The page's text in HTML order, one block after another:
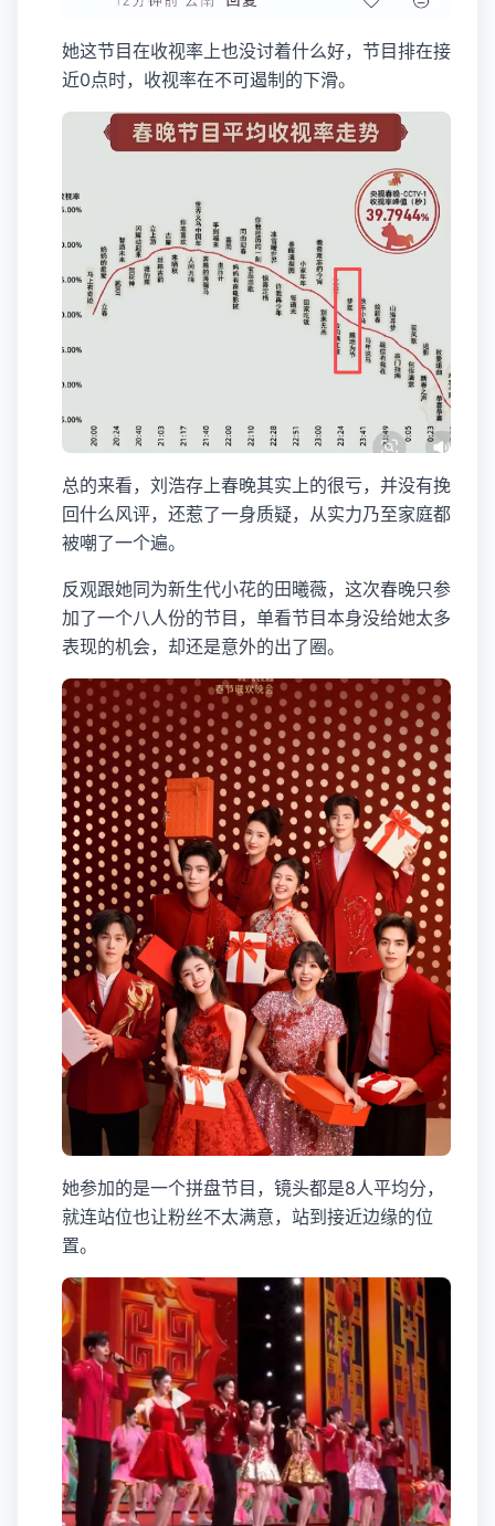
她这节目在收视率上也没讨着什么好，节目排在接
近0点时，收视率在不可遏制的下滑。
总的来看，刘浩存上春晚其实上的很亏，并没有挽
回什么风评，还惹了一身质疑，从实力乃至家庭都
被嘲了一个遍。
反观跟她同为新生代小花的田曦薇，这次春晚只参
加了一个八人份的节目，单看节目本身没给她太多
表现的机会，却还是意外的出了圈。
她参加的是一个拼盘节目，镜头都是8人平均分，
就连站位也让粉丝不太满意，站到接近边缘的位
置。